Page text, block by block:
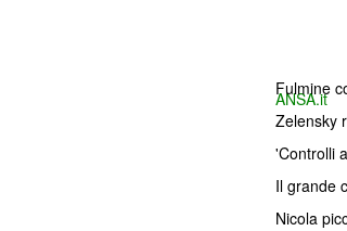
ANSA.it
Fulmine
Zelensky
'Controlli
Il grande
Nicola